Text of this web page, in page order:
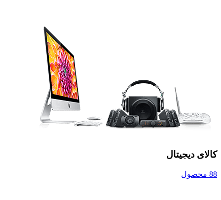
کالای دیجیتال
88 محصول